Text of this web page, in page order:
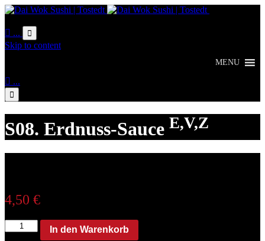
 ... 
Skip to content
MENU
 ...

S08. Erdnuss-Sauce E,V,Z
4,50 €
S08.
Erdnuss-
In den Warenkorb